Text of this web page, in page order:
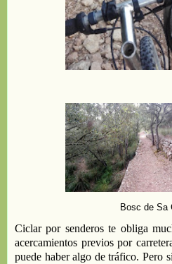
Bosc de Sa
Ciclar por senderos te obliga
acercamientos previos por
puede haber algo detráfico. Pero